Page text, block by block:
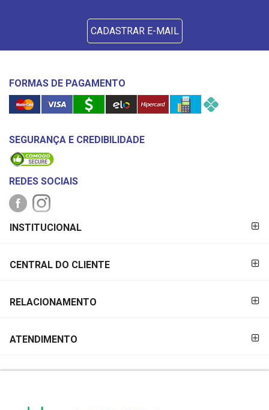
CADASTRAR E-MAIL
FORMAS DE PAGAMENTO
SEGURANÇA E CREDIBILIDADE
REDES SOCIAIS
PAGAMENTO
INSTITUCIONAL
CENTRAL DO CLIENTE
RELACIONAMENTO
ATENDIMENTO